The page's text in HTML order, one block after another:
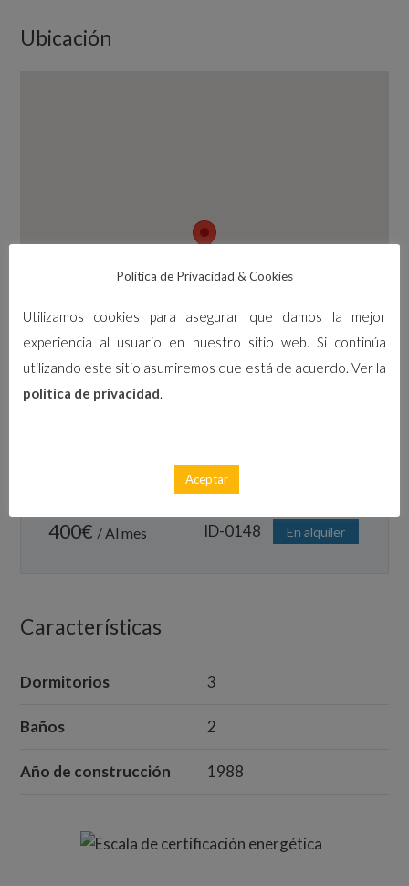
Ubicación
400€ / Al mes ID-0148 En alquiler
Características
Dormitorios 3
Baños 2
Año de construcción 1988
Politica de Privacidad & Cookies
Utilizamos cookies para asegurar que damos la mejor
experiencia al usuario en nuestro sitio web. Si continúa
utilizando este sitio asumiremos que está de acuerdo. Ver la
politica de privacidad.
Aceptar